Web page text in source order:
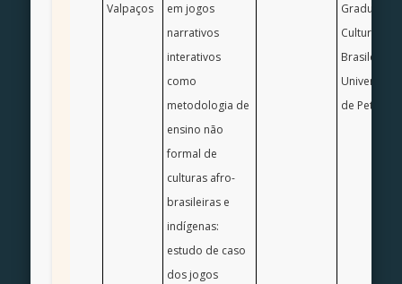
Valpaços
em jogos
narrativos
interativos
como
metodologia de
ensino não
formal de
culturas afro-
brasileiras e
indígenas:
estudo de caso
dos jogos
Graduação
Cultura
Brasileira
de